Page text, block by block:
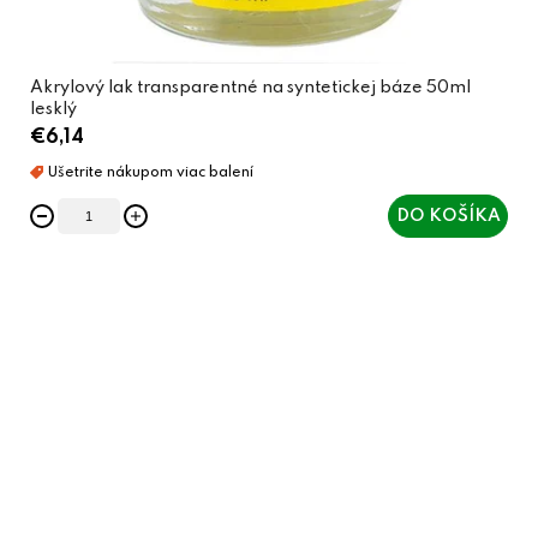
Akrylový lak transparentné na syntetickej báze 50ml
lesklý
€6,14
DO KOŠÍKA